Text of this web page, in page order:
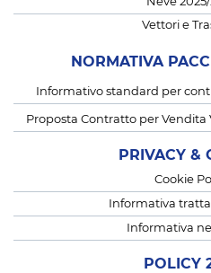
Neve
Vettori e
NORMATIVA
Informativo standard per
Proposta Contratto per Vendita
PRIVACY &
Cookie
Informativa
Informativa
POLICY